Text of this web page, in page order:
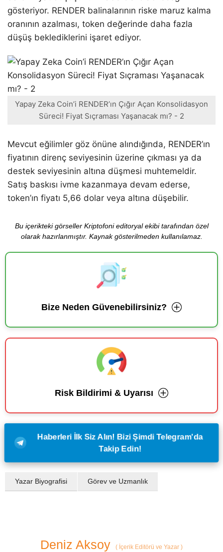
gösteriyor. RENDER balinalarının riske maruz kalma
oranının azalması, token değerinde daha fazla
düşüş beklediklerini işaret ediyor.
Yapay Zeka Coin’i RENDER’ın Çığır Açan Konsolidasyon
Süreci! Fiyat Sıçraması Yaşanacak mı? - 2
Mevcut eğilimler göz önüne alındığında, RENDER’ın
fiyatının direnç seviyesinin üzerine çıkması ya da
destek seviyesinin altına düşmesi muhtemeldir.
Satış baskısı ivme kazanmaya devam ederse,
token’ın fiyatı 5,66 dolar veya altına düşebilir.
Bu içerikteki görseller Kriptofoni editoryal ekibi tarafından özel
olarak hazırlanmıştır. Kaynak gösterilmeden kullanılamaz.
Bize Neden Güvenebilirsiniz?
Risk Bildirimi & Uyarısı
Haberleri İlk Siz Alın! Bizi Şimdi Telegram'da
Takip Edin!
Yazar Biyografisi Görev ve Uzmanlık
Deniz Aksoy ( İçerik Editörü ve Yazar )